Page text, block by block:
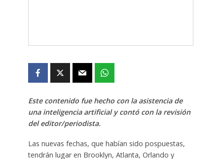
Este contenido fue hecho con la asistencia de
una inteligencia artificial y contó con la revisión
del editor/periodista.
Las nuevas fechas, que habían sido pospuestas,
tendrán lugar en Brooklyn, Atlanta, Orlando y